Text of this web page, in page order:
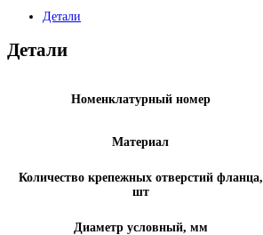
Детали
Детали
Номенклатурный номер
Материал
Количество крепежных отверстий фланца,
шт
Диаметр условный, мм